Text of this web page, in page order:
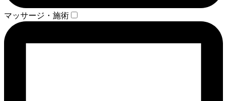
マッサージ・施術